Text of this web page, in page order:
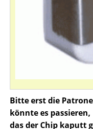
Bitte erst die
könnte es passieren,
das der Chip kaputt